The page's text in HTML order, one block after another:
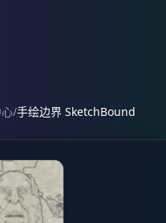
/手绘边界 SketchBound